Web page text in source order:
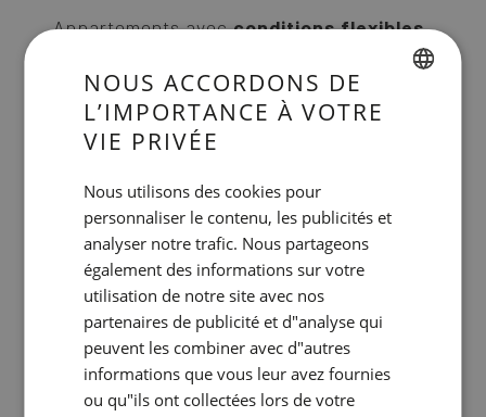
Appartements avecconditions flexibles.
Séjour prolongé à
Barcelone
SPANISH
GERMAN
RUSSIAN
NOUS ACCORDONS DE
L’IMPORTANCE À VOTRE
VIE PRIVÉE
Nous utilisons des cookies pour
personnaliser le contenu, les publicités et
analyser notre trafic. Nous partageons
également des informations sur votre
utilisation de notre site avec nos
partenaires de publicité et d"analyse qui
peuvent les combiner avec d"autres
informations que vous leur avez fournies
ou qu"ils ont collectées lors de votre